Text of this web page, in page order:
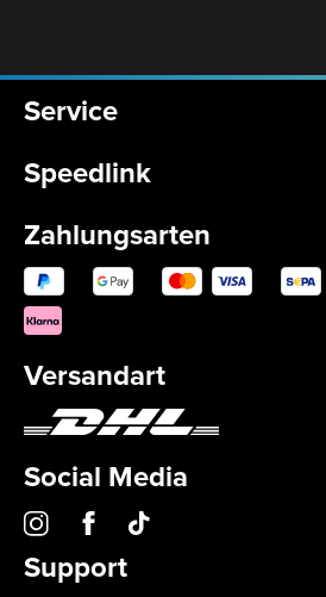
Service
Speedlink
Zahlungsarten
Versandart
Social Media
Support